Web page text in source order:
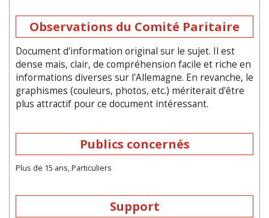
Observations du Comité Paritaire
Document d'information original sur le sujet. Il est
dense mais, clair, de compréhension facile et riche en
informations diverses sur l'Allemagne. En revanche, le
graphismes (couleurs, photos, etc.) mériterait d'être
plus attractif pour ce document intéressant.
Publics concernés
Plus de 15 ans, Particuliers
Support